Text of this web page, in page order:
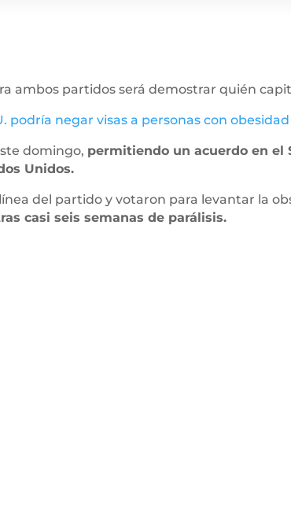
ambos partidos será demostrar quién
podría negar visas a personas con
domingo, permitiendo un acuerdo en el
Unidos.
del partido y votaron para levantar la
casi seis semanas de parálisis.